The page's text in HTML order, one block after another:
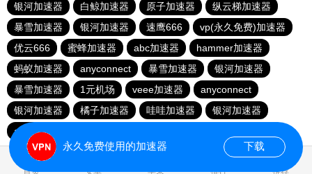
银河加速器
白鲸加速器 原子加速器
纵云梯加速器
暴雪加速器
银河加速器 速鹰666
vp(永久免费)加速器
优云666
蜜蜂加速器 abc加速器
hammer加速器
蚂蚁加速器
anyconnect 暴雪加速器
银河加速器
暴雪加速器
1元机场 veee加速器
anyconnect
银河加速器
橘子加速器 哇哇加速器
银河加速器
anyconnect
首页 安卓 苹果 排行 推荐
永久免费使用的加速器 下载
0.041594s